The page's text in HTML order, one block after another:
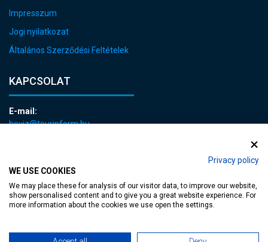
Privacy policy
WE USE COOKIES
We may place these for analysis of our visitor data, to improve our website,
show personalised content and to give you a great website experience. For
more information about the cookies we use open the settings.
Impresszum
Jogi nyilatkozat
Általános Szerződési Feltételek
KAPCSOLAT
E-mail:
heviz@tourinform.hu
akadálymentesített weblap| Copyright © 2024 Hévíz Város Önkormányzata,